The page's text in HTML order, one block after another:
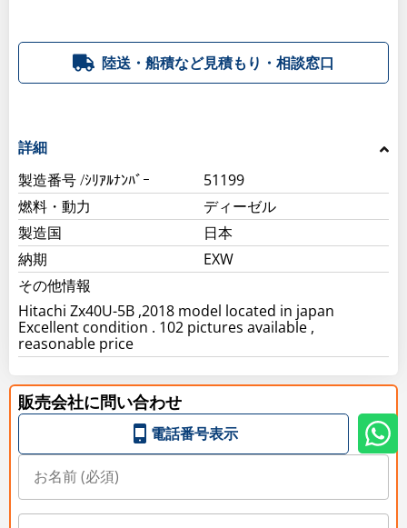
陸送・船積など見積もり・相談窓口
詳細
製造番号 /ｼﾘｱﾙﾅﾝﾊﾞｰ
51199
燃料・動力
ディーゼル
製造国
日本
納期
EXW
その他情報
Hitachi Zx40U-5B ,2018 model located in japan
Excellent condition . 102 pictures available ,
reasonable price
販売会社に問い合わせ
電話番号表示